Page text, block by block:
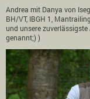
Andrea mit Danya von
BH/VT, IBGH 1,
und unsere
genannt;) )